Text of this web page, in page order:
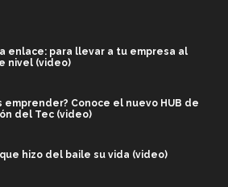
enlace: para llevar a tu empresa al
nivel (video)
emprender? Conoce el nuevo HUB de
del Tec (video)
hizo del baile su vida (video)